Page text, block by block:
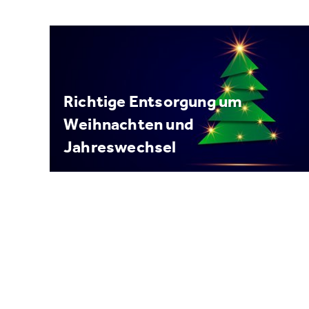
Richtige Entsorgung um
Weihnachten und
Jahreswechsel